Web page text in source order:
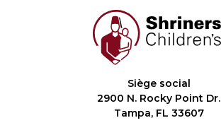
Siège social
2900 N. Rocky Point Dr.
Tampa, FL 33607